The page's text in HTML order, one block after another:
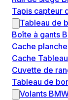
Tapis capteur
Tableau de
Boîte à gants
Cache
Cache
Cuvette de
Tableau de
Volants